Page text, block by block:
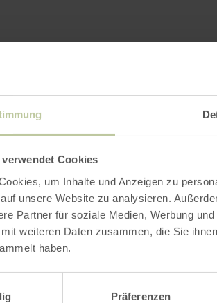
verwendet Cookies
um Inhalte und Anzeigen zu
unsere Website zu analysieren.
Partner für soziale Medien, Werbung
weiteren Daten zusammen, die Sie
haben.
Präferenzen
der Europäischen
Westfalen entwickelt.